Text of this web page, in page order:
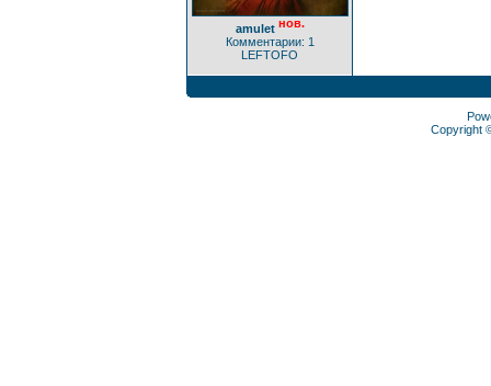
amulet нов.
Комментарии: 1
LEFTOFO
Copyright